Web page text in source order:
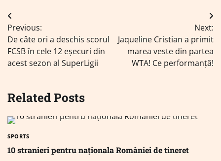
Navigare
în
articole
Previous:
De câte ori a deschis scorul
FCSB în cele 12 eșecuri din
acest sezon al SuperLigii
Next:
Jaqueline Cristian a primit
marea veste din partea
WTA! Ce performanță!
Related Posts
SPORTS
10 stranieri pentru naționala României de tineret